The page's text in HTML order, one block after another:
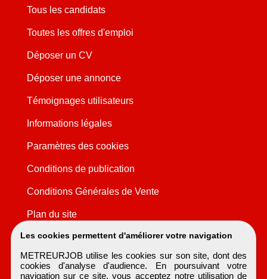
Les cookies permettent d'améliorer votre navigation
METREURJOB utilise les cookies sur son site, dont des
cookies d'analyse d'audience. En poursuivant votre
navigation sur ce site, vous acceptez notre utilisation de
Tous les candidats
Toutes les offres d'emploi
Déposer un CV
Déposer une annonce
Témoignages utilisateurs
Informations légales
Paramètres des cookies
Conditions de publication
Conditions Générales de Vente
Plan du site